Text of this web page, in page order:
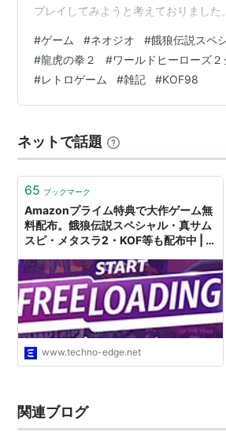
ファンの間からは、親愛を込めて「
ている。
続編に『餓狼伝説3 』がある。
登場キャラクター
テリー・ボガード
アンディ・ボガード
ジョー・東
ビッグ・ベア
チン・シンザン
不知火舞
山田十平衛
タン・フー・ルー
ダック・キング
ビリー・カーン
ローレンス・ブラッド
ギース・ハワード
プレイしてみようと考えておりました。
ッ！？ 隠れるような要素は無いし（適
されているだろうけど…）、 キョロキ
発見できず！そう言えば最近見た覚え
りあえず今日は諦めました。貴様が要
イするのではなく、 アクションか格
#ゲーム #ネオジオ #餓狼伝説スペ
#龍虎の拳２ #ワールドヒーローズ２
#レトロゲーム #雑記 #KOF98
ネットで話題
65 ブックマーク
Amazonプライム特典で大作ゲーム無
料配布。餓狼伝説スペシャル・真サム
スピ・メタスラ2・KOF等も配布中 | テ
www.techno-edge.net
関連ブログ